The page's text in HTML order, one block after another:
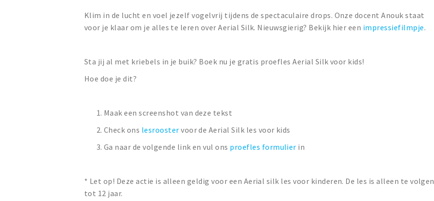
Klim in de lucht en voel jezelf vogelvrij tijdens de spectaculaire drops. Onze docent Anouk staat
voor je klaar om je alles te leren over Aerial Silk. Nieuwsgierig? Bekijk hier een impressiefilmpje.
Sta jij al met kriebels in je buik? Boek nu je gratis proefles Aerial Silk voor kids!
Hoe doe je dit?
Maak een screenshot van deze tekst
Check ons lesroostervoor de Aerial Silk les voor kids
Ga naar de volgende link en vul ons proefles formulier in
* Let op! Deze actie is alleen geldig voor een Aerial silk les voor kinderen. De les is alleen te volgen
tot 12 jaar.